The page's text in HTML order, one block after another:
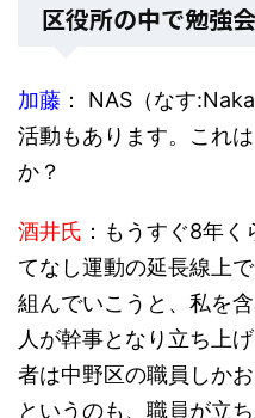
区役所の中で勉強
加藤 ： NAS（なす
活動もあります。これ
か？
酒井氏 ：もうすぐ8年
てなし運動の延長線上
組んでいこうと、私を
人が幹事となり立ち上
者は中野区の職員しか
というのも、職員が立